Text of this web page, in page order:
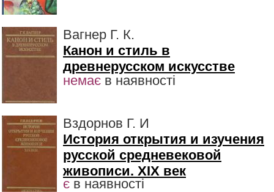
Вагнер Г. К.
Канон и стиль в
древнерусском искусстве
немає в наявності
Вздорнов Г. И
История открытия и изучения
русской средневековой
живописи. XIX век
є в наявності